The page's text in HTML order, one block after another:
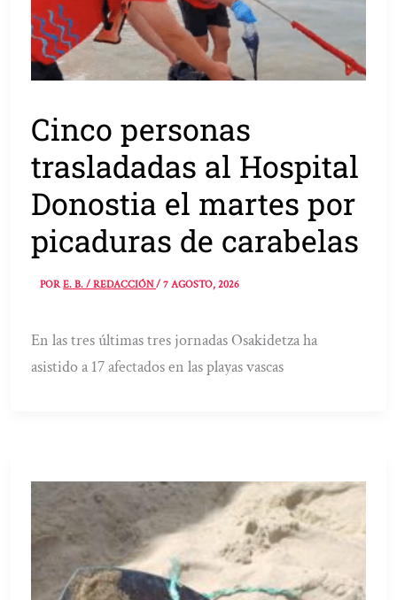
Cinco personas
trasladadas al Hospital
Donostia el martes por
picaduras de carabelas
PORE. B. / REDACCIÓN/7 AGOSTO, 2026
En las tres últimas tres jornadas Osakidetza ha
asistido a 17 afectados en las playas vascas